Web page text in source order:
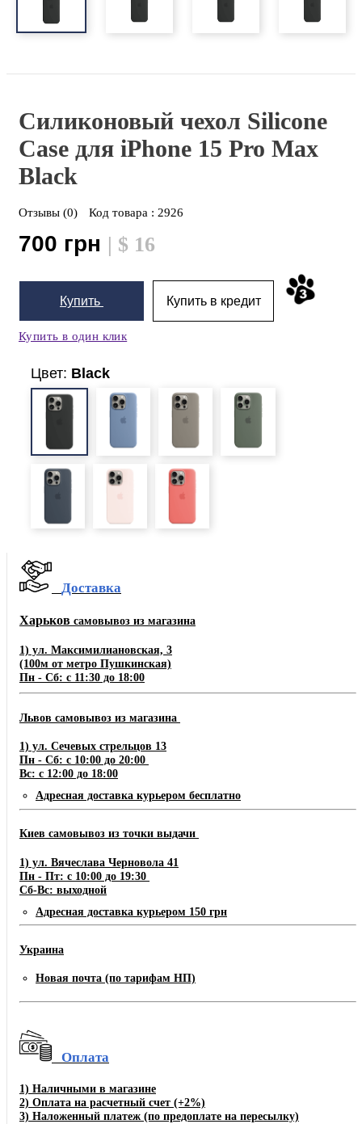
Силиконовый чехол Silicone
Case для iPhone 15 Pro Max
Black
Отзывы (0) Код товара : 2926
700 грн | $ 16
Купить Купить в кредит
Купить в один клик
Цвет: Black
Доставка
Харьков самовывоз из магазина
1) ул. Максимилиановская, 3
(100м от метро Пушкинская)
Пн - Сб: с 11:30 до 18:00
Львов самовывоз из магазина
1) ул. Сечевых стрельцов 13
Пн - Сб: с 10:00 до 20:00
Вс: с 12:00 до 18:00
Адресная доставка курьером бесплатно
Киев самовывоз из точки выдачи
1) ул. Вячеслава Черновола 41
Пн - Пт: с 10:00 до 19:30
Сб-Вс: выходной
Адресная доставка курьером 150 грн
Украина
Новая почта (по тарифам НП)
Оплата
1) Наличными в магазине
2) Оплата на расчетный счет (+2%)
3) Наложенный платеж (по предоплате на пересылку)